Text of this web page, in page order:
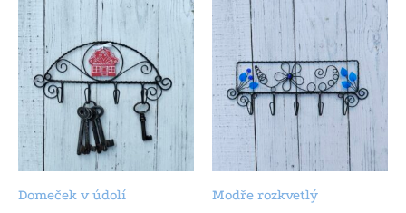
Domeček v údolí Modře rozkvetlý